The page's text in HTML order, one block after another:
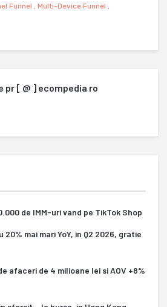
Funnel , Multi-Device Funnel ,
pr [ @ ] ecompedia ro
de IMM-uri vand pe TikTok Shop
mai mari YoY, in Q2 2026, gratie
afaceri de 4 milioane lei si AOV +8%